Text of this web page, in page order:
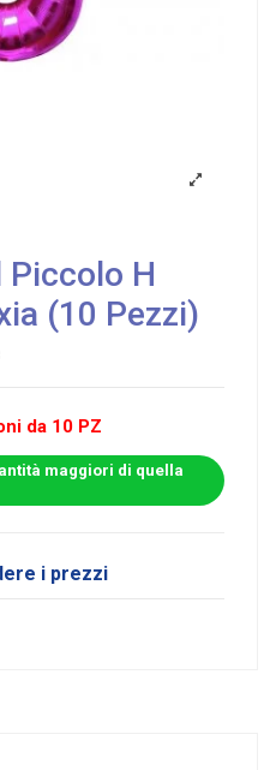
Piccolo H
(10 Pezzi)
da 10 PZ
maggiori di quella
i prezzi